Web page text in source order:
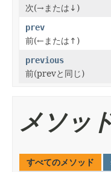
次(→または↓)
prev
前(←または↑)
previous
前(prevと同じ)
メソッ
すべてのメソッド